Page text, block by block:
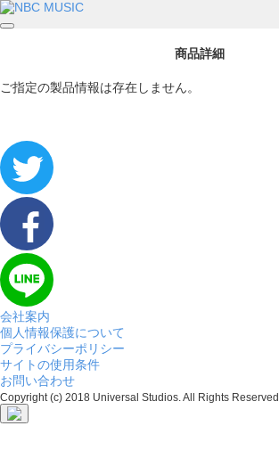
商品詳細
ご指定の製品情報は存在しません。
会社案内
個人情報保護について
プライバシーポリシー
サイトの使用条件
お問い合わせ
Copyright (c) 2018 Universal Studios. All Rights Reserved.